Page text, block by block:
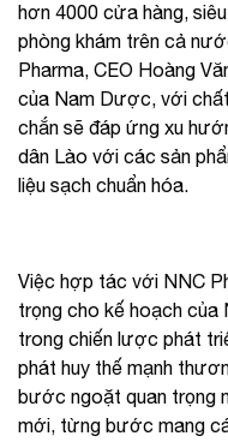
hơn 4000 cửa hàng,
phòng khám trên cả
Pharma, CEO Hoàng
của Nam Dược, với
chắn sẽ đáp ứng xu
dân Lào với các sản
liệu sạch chuẩn hóa.
Việc hợp tác với NNC
trọng cho kế hoạch của
trong chiến lược phát
phát huy thế mạnh
bước ngoặt quan trọng
mới, từng bước mang